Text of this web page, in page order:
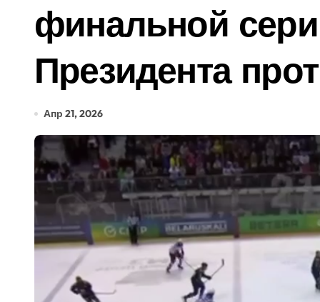
финальной
Президента
Апр 21, 2026